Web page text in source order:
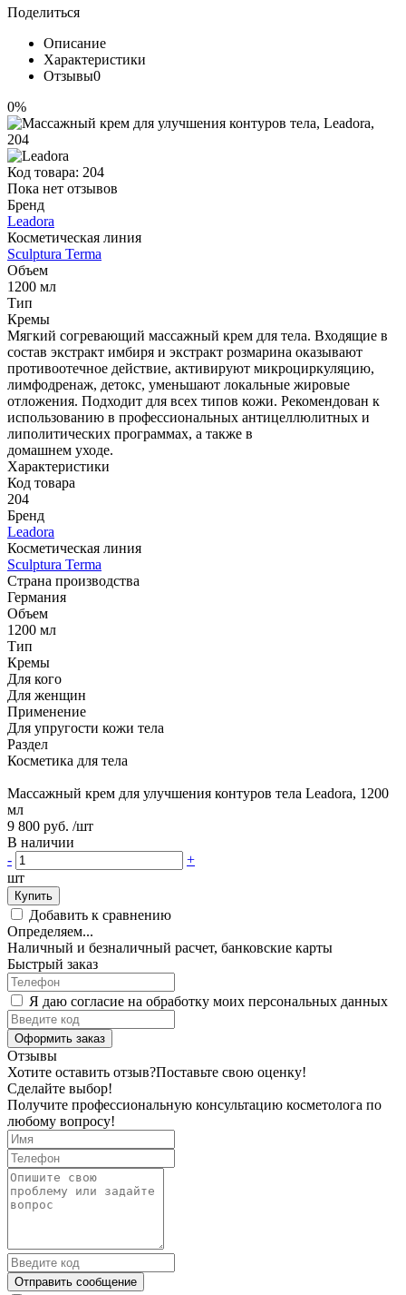
Поделиться
Описание
Характеристики
Отзывы0
0%
Код товара: 204
Пока нет отзывов
Бренд
Leadora
Косметическая линия
Sculptura Terma
Объем
1200 мл
Тип
Кремы
Мягкий согревающий массажный крем для тела. Входящие в
состав экстракт имбиря и экстракт розмарина оказывают
противоотечное действие, активируют микроциркуляцию,
лимфодренаж, детокс, уменьшают локальные жировые
отложения. Подходит для всех типов кожи. Рекомендован к
использованию в профессиональных антицеллюлитных и
липолитических программах, а также в
домашнем уходе.
Характеристики
Код товара
204
Бренд
Leadora
Косметическая линия
Sculptura Terma
Страна производства
Германия
Объем
1200 мл
Тип
Кремы
Для кого
Для женщин
Применение
Для упругости кожи тела
Раздел
Косметика для тела
Массажный крем для улучшения контуров тела Leadora, 1200
мл
9 800 руб. /шт
В наличии
-
+
шт
Купить
Добавить к сравнению
Определяем...
Наличный и безналичный расчет, банковские карты
Быстрый заказ
Я даю согласие на обработку моих персональных данных
Оформить заказ
Отзывы
Хотите оставить отзыв?Поставьте свою оценку!
Сделайте выбор!
Получите профессиональную консультацию косметолога по
любому вопросу!
Отправить сообщение